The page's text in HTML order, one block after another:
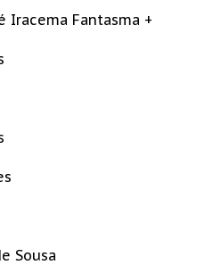
Iracema Fantasma +
Sousa